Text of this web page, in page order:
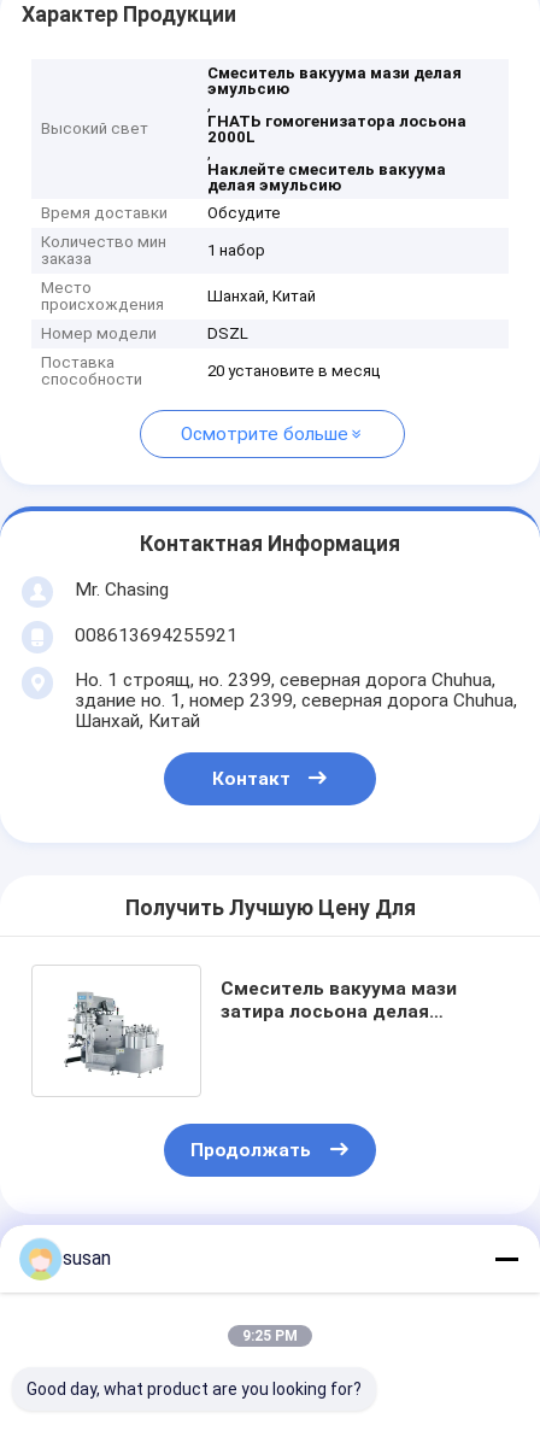
Характер Продукции
Высокий свет
Смеситель вакуума мази делая
эмульсию
,
ГНАТЬ гомогенизатора лосьона
2000L
,
Наклейте смеситель вакуума
делая эмульсию
Время доставки
Обсудите
Количество мин
заказа
1 набор
Место
происхождения
Шанхай, Китай
Номер модели
DSZL
Поставка
способности
20 установите в месяц
Осмотрите больше
Контактная Информация
Mr. Chasing
008613694255921
Но. 1 строящ, но. 2399, северная дорога Chuhua,
здание но. 1, номер 2399, северная дорога Chuhua,
Шанхай, Китай
Контакт
Получить Лучшую Цену Для
Смеситель вакуума мази
затира лосьона делая
Продолжать
Порекомендованные Продукты
susan
9:25 PM
Good day, what product are you looking for?